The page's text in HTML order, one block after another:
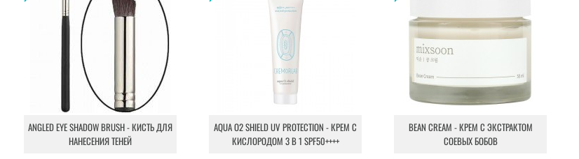
ANGLED EYE SHADOW BRUSH - КИСТЬ ДЛЯ
НАНЕСЕНИЯ ТЕНЕЙ
AQUA O2 SHIELD UV PROTECTION - КРЕМ С
КИСЛОРОДОМ 3 В 1 SPF50++++
BEAN CREAM - КРЕМ С ЭКСТРАКТОМ
СОЕВЫХ БОБОВ